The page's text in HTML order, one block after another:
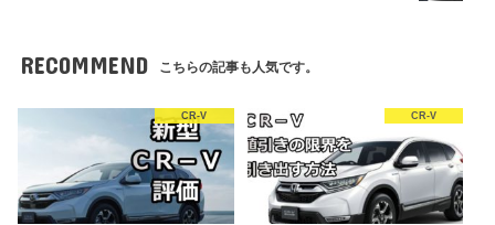
RECOMMEND こちらの記事も人気です。
CR-V CR-V